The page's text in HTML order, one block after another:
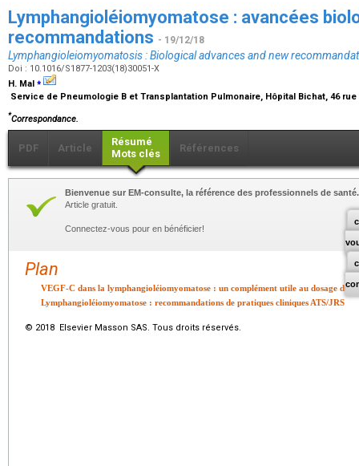
Lymphangioléiomyomatose : avancées
recommandations - 19/12/18
Lymphangioleiomyomatosis : Biological advances and new
Doi : 10.1016/S1877-1203(18)30051-X
H. Mal ⁎
Service de Pneumologie B et Transplantation Pulmonaire, Hôpital Bichat, 46
*Correspondance.
PDF Article
Résumé
Mots clés
Références
Bienvenue sur EM-consulte, la référence des professionnels de santé.
Article gratuit.
Connectez-vous pour en bénéficier!
Plan
VEGF-C dans la lymphangioléiomyomatose : un complément utile au dosage du
Lymphangioléiomyomatose : recommandations de pratiques cliniques ATS/JRS
© 2018 Elsevier Masson SAS. Tous droits réservés.